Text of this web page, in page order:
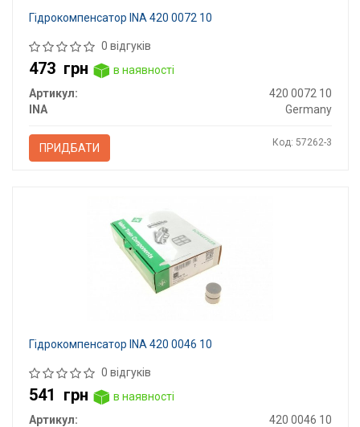
Гідрокомпенсатор INA 420 0072 10
0 відгуків
473 грн
в наявності
Артикул:
420 0072 10
INA
Germany
ПРИДБАТИ Код: 57262-3
Гідрокомпенсатор INA 420 0046 10
0 відгуків
541 грн
в наявності
Артикул:
420 0046 10